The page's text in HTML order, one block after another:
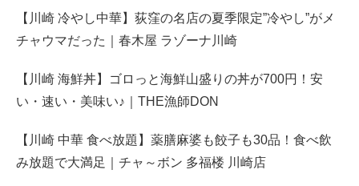
【川崎 冷やし中華】荻窪の名店の夏季限定”冷やし”がメ
チャウマだった｜春木屋 ラゾーナ川崎
【川崎 海鮮丼】ゴロっと海鮮山盛りの丼が700円！安
い・速い・美味い♪｜THE漁師DON
【川崎 中華 食べ放題】薬膳麻婆も餃子も30品！食べ飲
み放題で大満足｜チャ～ボン 多福楼 川崎店